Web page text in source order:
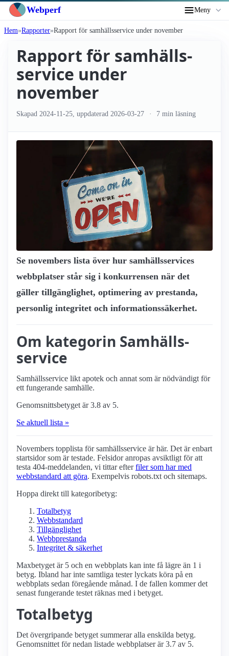
Webperf Meny
Hem Rapporter Rapport för samhälls­service under november
Rapport för samhälls­
service under
november
Skapad 2024-11-25 , uppdaterad 2026-03-27 7 min läsning
Se novembers lista över hur samhälls­services
webbplatser står sig i konkurrensen när det
gäller tillgänglighet, optimering av prestanda,
personlig integritet och informationssäkerhet.
Om kategorin Samhälls­
service
Samhälls­service likt apotek och annat som är nödvändigt för
ett fungerande samhälle.
Genomsnittsbetyget är 3.8 av 5.
Se aktuell lista »
Novembers topplista för samhälls­service är här. Det är enbart
startsidor som är testade. Felsidor anropas avsiktligt för att
testa 404-meddelanden, vi tittar efterfiler som har med
webbstandard att göra. Exempelvis robots.txt och sitemaps.
Hoppa direkt till kategoribetyg:
Totalbetyg
Webbstandard
Tillgänglighet
Webbprestanda
Integritet & säkerhet
Maxbetyget är 5 och en webbplats kan inte få lägre än 1 i
betyg. Ibland har inte samtliga tester lyckats köra på en
webbplats sedan föregående månad. I de fallen kommer det
senast fungerande testet räknas med i betyget.
Totalbetyg
Det övergripande betyget summerar alla enskilda betyg.
Genomsnittet för nedan listade webbplatser är 3.7 av 5.